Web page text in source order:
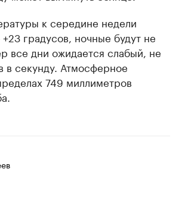
к середине недели
градусов, ночные будут не
все дни ожидается слабый, не
в секунду. Атмосферное
749 миллиметров